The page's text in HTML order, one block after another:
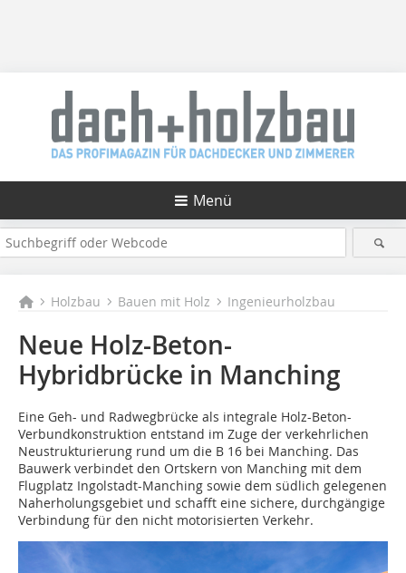
Menü
Holzbau Bauen mit Holz Ingenieurholzbau
Neue Holz-Beton-
Hybridbrücke in Manching
Eine Geh- und Radwegbrücke als integrale Holz-Beton-
Verbundkonstruktion entstand im Zuge der verkehrlichen
Neustrukturierung rund um die B 16 bei Manching. Das
Bauwerk verbindet den Ortskern von Manching mit dem
Flugplatz Ingolstadt-Manching sowie dem südlich gelegenen
Naherholungsgebiet und schafft eine sichere, durchgängige
Verbindung für den nicht motorisierten Verkehr.